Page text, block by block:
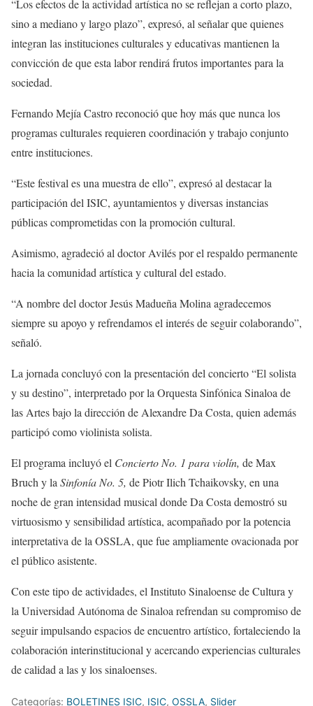
“Los efectos de la actividad artística no se reflejan a corto plazo,
sino a mediano y largo plazo”, expresó, al señalar que quienes
integran las instituciones culturales y educativas mantienen la
convicción de que esta labor rendirá frutos importantes para la
sociedad.
Fernando Mejía Castro reconoció que hoy más que nunca los
programas culturales requieren coordinación y trabajo conjunto
entre instituciones.
“Este festival es una muestra de ello”, expresó al destacar la
participación del ISIC, ayuntamientos y diversas instancias
públicas comprometidas con la promoción cultural.
Asimismo, agradeció al doctor Avilés por el respaldo permanente
hacia la comunidad artística y cultural del estado.
“A nombre del doctor Jesús Madueña Molina agradecemos
siempre su apoyo y refrendamos el interés de seguir colaborando”,
señaló.
La jornada concluyó con la presentación del concierto “El solista
y su destino”, interpretado por la Orquesta Sinfónica Sinaloa de
las Artes bajo la dirección de Alexandre Da Costa, quien además
participó como violinista solista.
El programa incluyó el Concierto No. 1 para violín, de Max
Bruch y laSinfonía No. 5, de Piotr Ilich Tchaikovsky, en una
noche de gran intensidad musical donde Da Costa demostró su
virtuosismo y sensibilidad artística, acompañado por la potencia
interpretativa de la OSSLA, que fue ampliamente ovacionada por
el público asistente.
Con este tipo de actividades, el Instituto Sinaloense de Cultura y
la Universidad Autónoma de Sinaloa refrendan su compromiso de
seguir impulsando espacios de encuentro artístico, fortaleciendo la
colaboración interinstitucional y acercando experiencias culturales
de calidad a las y los sinaloenses.
Categorías: BOLETINES ISIC, ISIC, OSSLA, Slider